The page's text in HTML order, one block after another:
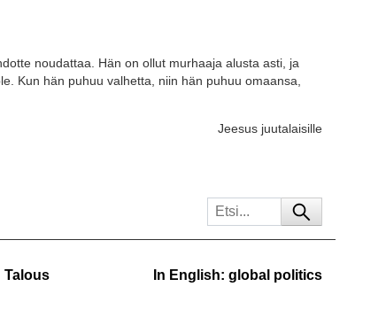
noudattaa. Hän on ollut murhaaja alusta asti, ja
Kun hän puhuu valhetta, niin hän puhuu omaansa,
Jeesus juutalaisille
Talous In English: global politics